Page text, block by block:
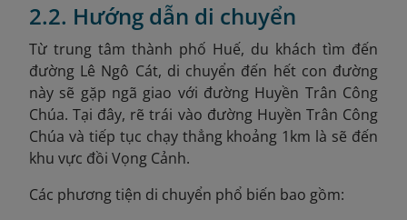
2.2. Hướng dẫn di chuyển
Từ trung tâm thành phố Huế, du khách tìm đến
đường Lê Ngô Cát, di chuyển đến hết con đường
này sẽ gặp ngã giao với đường Huyền Trân Công
Chúa. Tại đây, rẽ trái vào đường Huyền Trân Công
Chúa và tiếp tục chạy thẳng khoảng 1km là sẽ đến
khu vực đồi Vọng Cảnh.
Các phương tiện di chuyển phổ biến bao gồm: